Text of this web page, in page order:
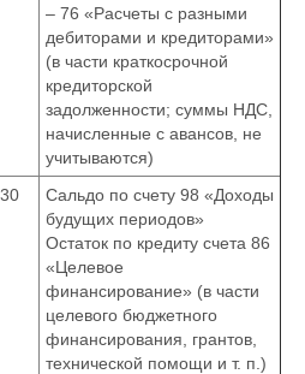
– 76 «Расчеты с разными
дебиторами и кредиторами»
(в части краткосрочной
кредиторской
задолженности; суммы НДС,
начисленные с авансов, не
учитываются)
Сальдо по счету 98 «Доходы
будущих периодов»
Остаток по кредиту счета 86
«Целевое
финансирование» (в части
целевого бюджетного
финансирования, грантов,
технической помощи и т. п.)